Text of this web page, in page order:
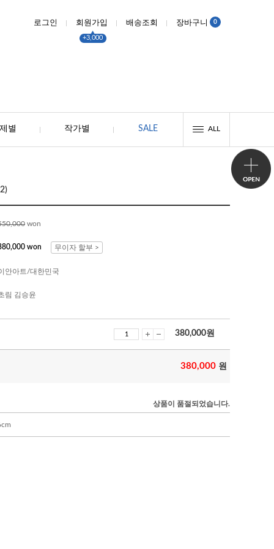
로그인 회원가입
+3,000
배송조회 장바구니 0
별 작가별 SALE ALL
won
won 무이자 할부 >
안아트/대한민국
림 김승윤
380,000원
380,000 원
상품이 품절되었습니다.